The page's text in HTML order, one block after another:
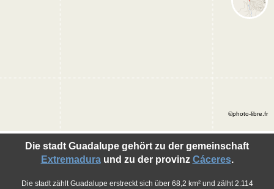
Die stadt Guadalupe gehört zu der gemeinschaft
Extremaduraund zu der provinz Cáceres.
Die stadt zählt Guadalupe erstreckt sich über 68,2 km² und zälht 2.114
©photo-libre.fr